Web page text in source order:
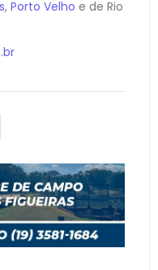
, Porto Velho e de Rio